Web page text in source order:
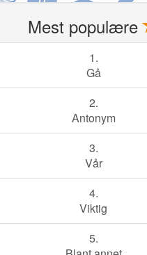
Mest populære
1.
Gå
2.
Antonym
3.
Vår
4.
Viktig
5.